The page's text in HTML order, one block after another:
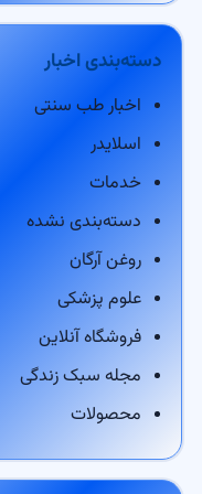
دسته‌بندی اخبار
اخبار طب سنتی
اسلایدر
خدمات
دسته‌بندی نشده
روغن آرگان
علوم پزشکی
فروشگاه آنلاین
مجله سبک زندگی
محصولات